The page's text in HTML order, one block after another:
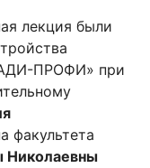
лекция были
ПРОФИ» при
факультета
Николаевны